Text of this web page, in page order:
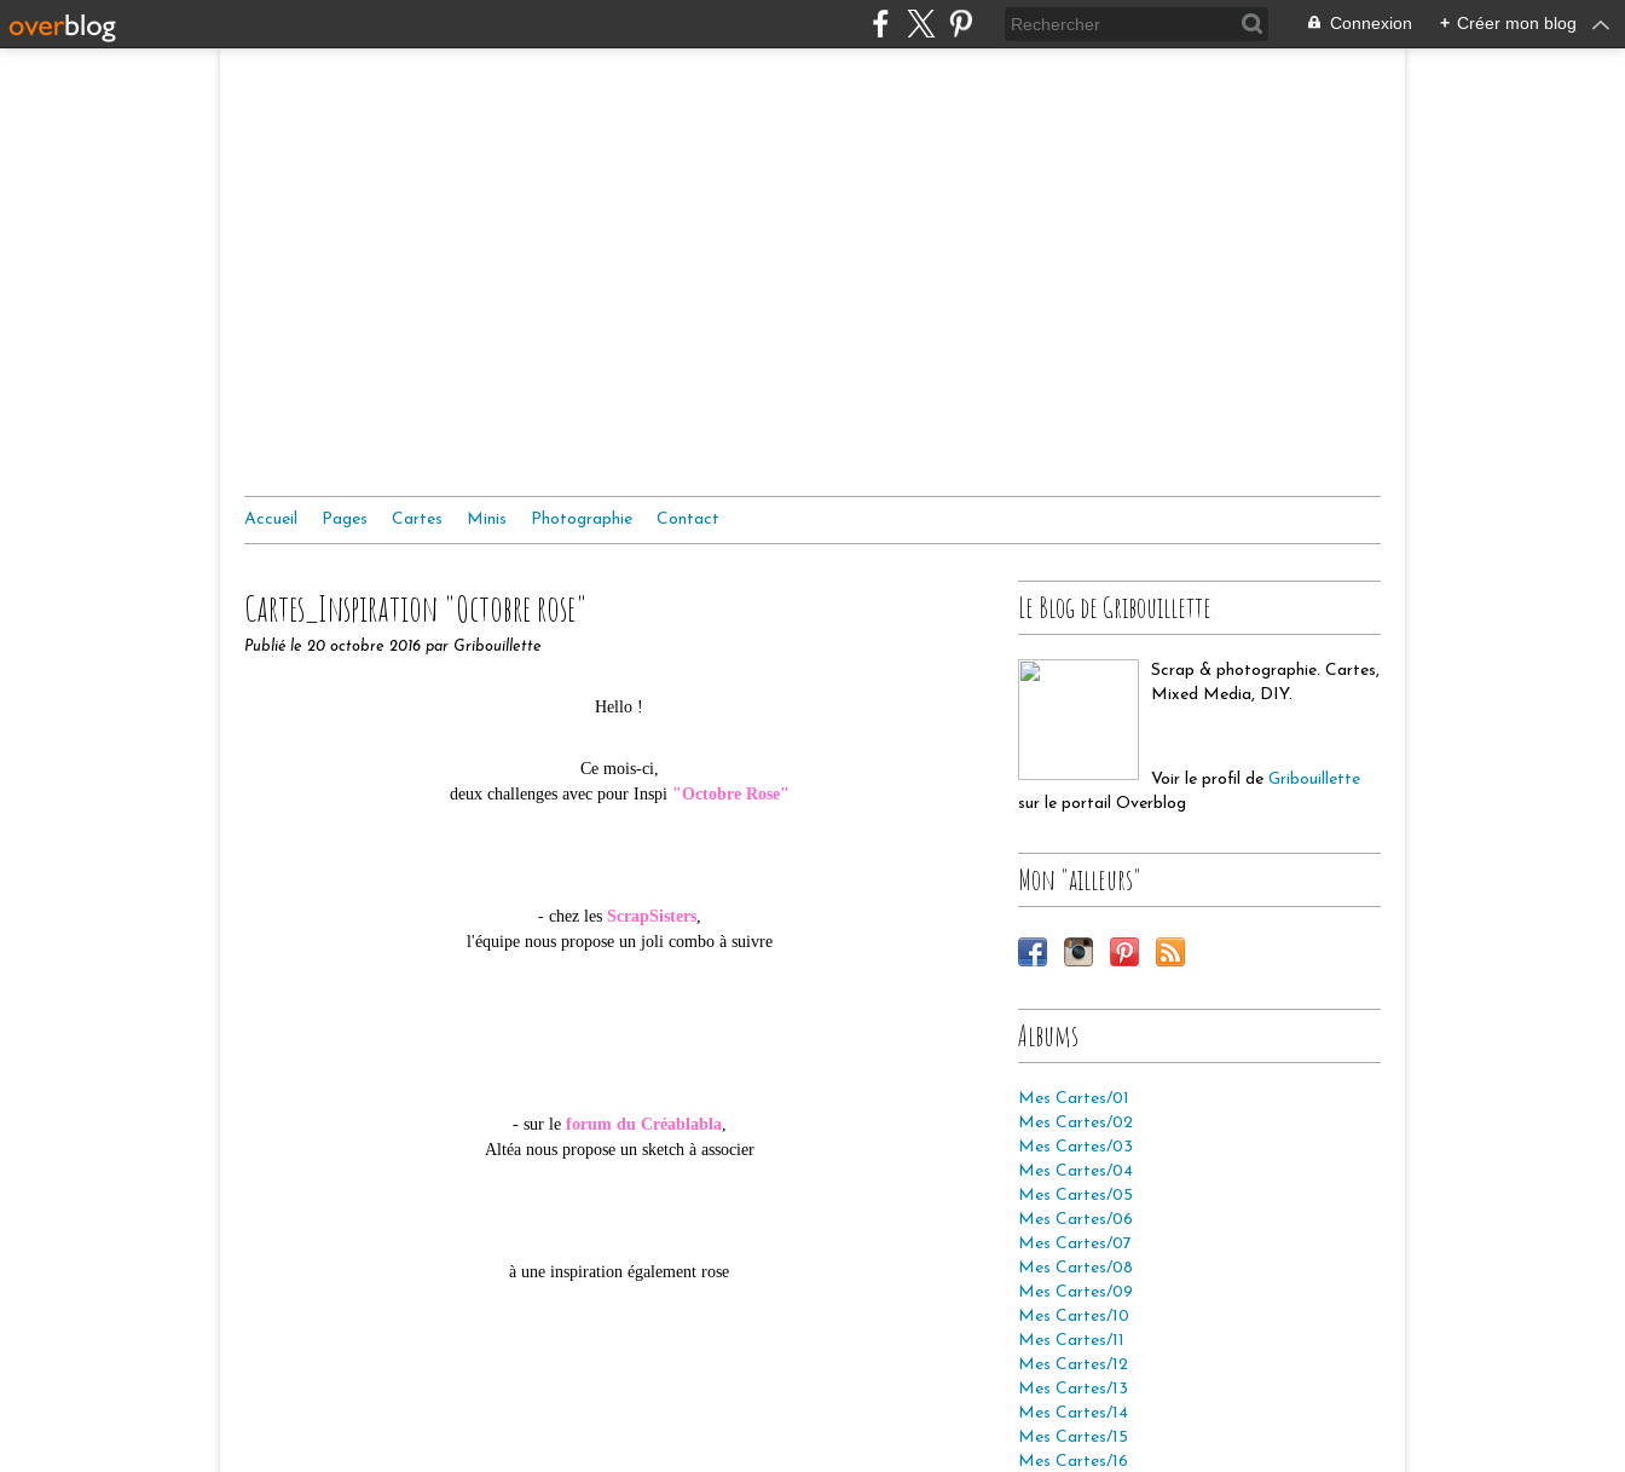
Connexion + Créer mon blog
Accueil Pages Cartes Minis Photographie Contact
Cartes_Inspiration "Octobre rose"
Publié le 20 octobre 2016 par Gribouillette
Hello !
Ce mois-ci,
deux challenges avec pour Inspi "Octobre Rose"
- chez les ScrapSisters,
l'équipe nous propose un joli combo à suivre
- sur le forum du Créablabla,
Altéa nous propose un sketch à associer
à une inspiration également rose
Le Blog de Gribouillette
Scrap & photographie. Cartes,
Mixed Media, DIY.
Voir le profil de Gribouillette
sur le portail Overblog
Mon "ailleurs"
Albums
Mes Cartes/01
Mes Cartes/02
Mes Cartes/03
Mes Cartes/04
Mes Cartes/05
Mes Cartes/06
Mes Cartes/07
Mes Cartes/08
Mes Cartes/09
Mes Cartes/10
Mes Cartes/11
Mes Cartes/12
Mes Cartes/13
Mes Cartes/14
Mes Cartes/15
Mes Cartes/16